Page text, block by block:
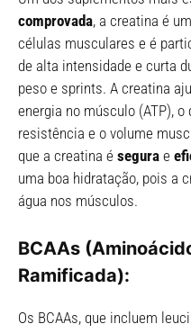
comprovada, a creatina é
células musculares e é
de alta intensidade e curta
peso e sprints. A creatina
energia no músculo (ATP),
resistência e o volume
que a creatina é segura e
uma boa hidratação, pois a
água nos músculos.
BCAAs
Ramificada):
Os BCAAs, que incluem